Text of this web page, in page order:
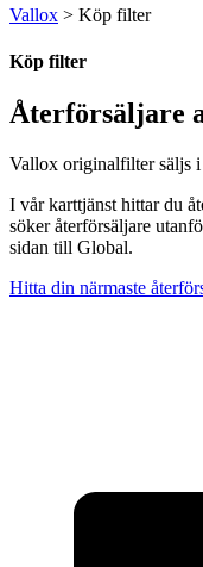
Vallox > Köp filter
Köp filter
Återförsäljare
Vallox originalfilter säljs
I vår karttjänst hittar du
söker återförsäljare
sidan till Global.
Hitta din närmaste